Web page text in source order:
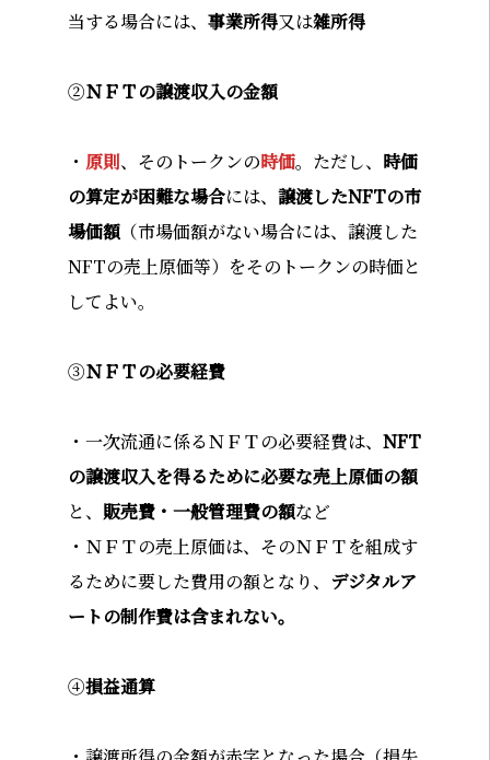
当する場合には、事業所得又は雑所得
②ＮＦＴの譲渡収入の金額
・ 原則、そのトークンの時価。ただし、 時価
の算定が困難な場合には、譲渡したNFTの市
場価額 （市場価額がない場合には、譲渡した
NFTの売上原価等）をそのトークンの時価と
してよい。
③ＮＦＴの必要経費
・一次流通に係るＮＦＴの必要経費は、NFT
の譲渡収入を得るために必要な売上原価の額
と、 販売費・一般管理費の額など
・ＮＦＴの売上原価は、そのＮＦＴを組成す
るために要した費用の額となり、 デジタルア
ートの制作費は含まれない。
④損益通算